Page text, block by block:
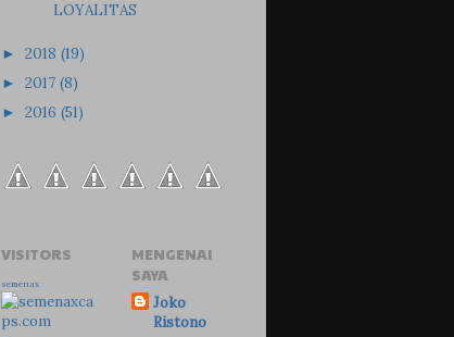
LOYALITAS
► 2018 (19)
► 2017 (8)
► 2016 (51)
VISITORS
semenax
MENGENAI
SAYA
Joko
Ristono